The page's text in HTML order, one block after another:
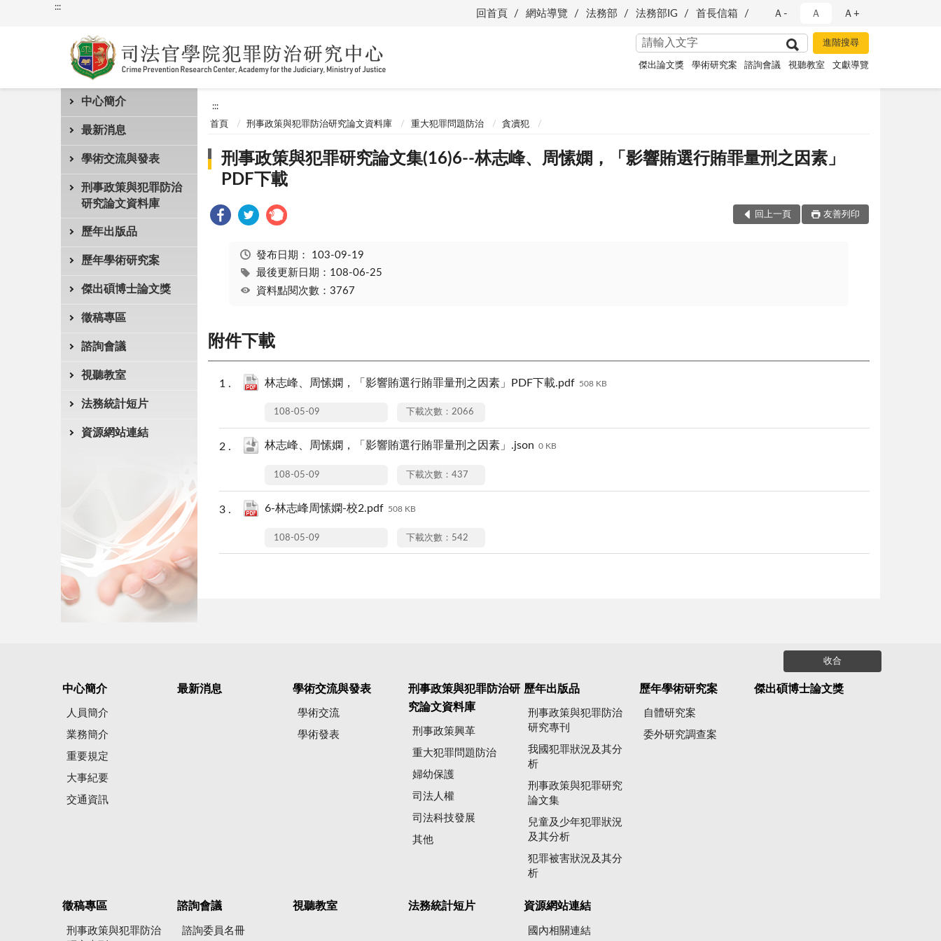
:::
回首頁 網站導覽 法務部 法務部IG 首長信箱 Ａ- Ａ Ａ+
傑出論文獎 學術研究案 諮詢會議 視聽教室 文獻導覽
中心簡介
最新消息
學術交流與發表
刑事政策與犯罪防治
研究論文資料庫
歷年出版品
歷年學術研究案
傑出碩博士論文獎
徵稿專區
諮詢會議
視聽教室
法務統計短片
資源網站連結
:::
首頁 刑事政策與犯罪防治研究論文資料庫 重大犯罪問題防治 貪凟犯
刑事政策與犯罪研究論文集(16)6--林志峰、周愫嫻，「影響賄選行賄罪量刑之因素」
PDF下載
回上一頁 友善列印
發布日期： 103-09-19
最後更新日期：108-06-25
資料點閱次數：3767
附件下載
林志峰、周愫嫻，「影響賄選行賄罪量刑之因素」PDF下載.pdf 508 KB
108-05-09 下載次數：2066
林志峰、周愫嫻，「影響賄選行賄罪量刑之因素」.json 0 KB
108-05-09 下載次數：437
6-林志峰周愫嫻-校2.pdf 508 KB
108-05-09 下載次數：542
收合
中心簡介
人員簡介
業務簡介
重要規定
大事紀要
交通資訊
最新消息 學術交流與發表
學術交流
學術發表
刑事政策與犯罪防治研
究論文資料庫
刑事政策興革
重大犯罪問題防治
婦幼保護
司法人權
司法科技發展
其他
歷年出版品
刑事政策與犯罪防治
研究專刊
我國犯罪狀況及其分
析
刑事政策與犯罪研究
論文集
兒童及少年犯罪狀況
及其分析
犯罪被害狀況及其分
析
歷年學術研究案
自體研究案
委外研究調查案
傑出碩博士論文獎
徵稿專區
刑事政策與犯罪防治
諮詢會議
諮詢委員名冊
視聽教室 法務統計短片 資源網站連結
國內相關連結